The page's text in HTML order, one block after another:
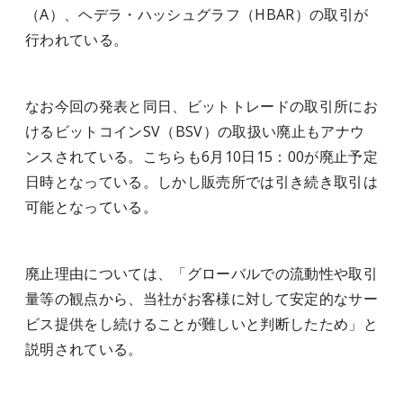
（A）、ヘデラ・ハッシュグラフ（HBAR）の取引が
行われている。
なお今回の発表と同日、ビットトレードの取引所にお
けるビットコインSV（BSV）の取扱い廃止もアナウ
ンスされている。こちらも6月10日15：00が廃止予定
日時となっている。しかし販売所では引き続き取引は
可能となっている。
廃止理由については、「グローバルでの流動性や取引
量等の観点から、当社がお客様に対して安定的なサー
ビス提供をし続けることが難しいと判断したため」と
説明されている。